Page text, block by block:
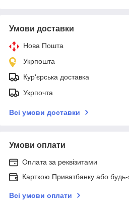
Умови доставки
Нова Пошта
Укрпошта
Кур'єрська доставка
Укрпочта
Всі умови доставки
Умови оплати
Оплата за реквізитами
Карткою Приватбанку або будь-
Всі умови оплати